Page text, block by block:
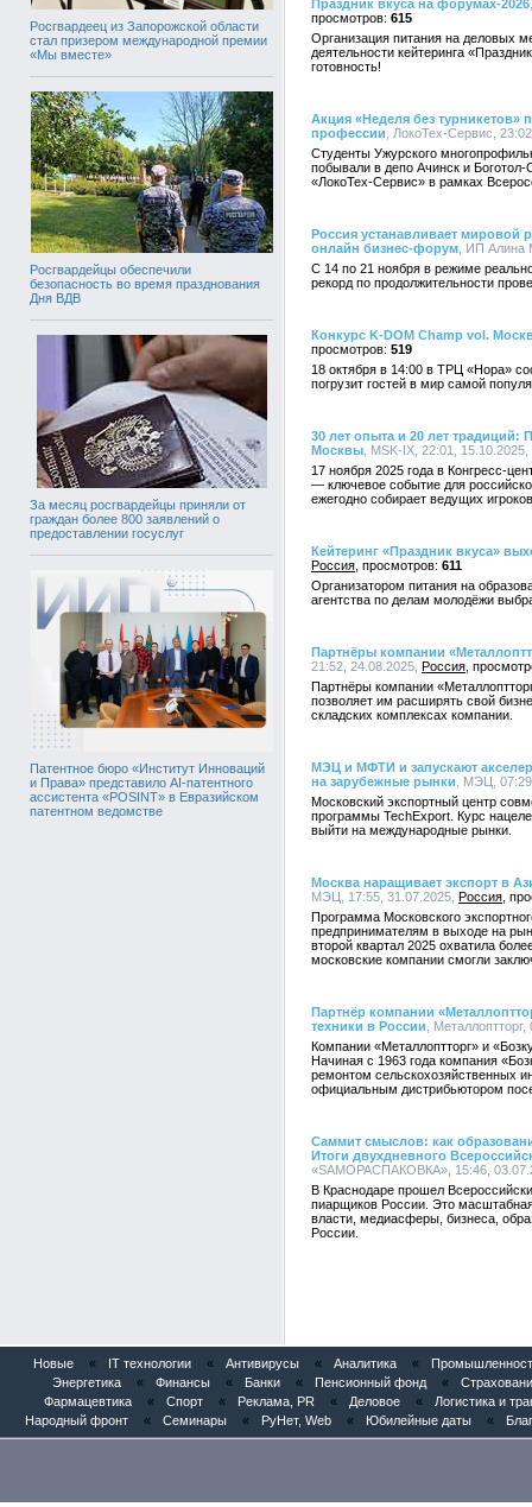
Росгвардеец из Запорожской области
стал призером международной премии
«Мы вместе»
Росгвардейцы обеспечили
безопасность во время празднования
Дня ВДВ
За месяц росгвардейцы приняли от
граждан более 800 заявлений о
предоставлении госуслуг
Патентное бюро «Институт Инноваций
и Права» представило AI-патентного
ассистента «POSINT» в Евразийском
патентном ведомстве
Праздник вкуса на форумах-2026
615
Организация питания на деловых
деятельности кейтеринга
готовность!
Акция «Неделя без
профессии , ЛокоТех-Сервис,
Студенты Ужурского
побывали в депо Ачинск и
«ЛокоТех-Сервис» в рамках
Россия устанавливает мировой
онлайн бизнес-форум , ИП Алина
С 14 по 21 ноября в режиме
рекорд по продолжительности
Конкурс K-DOM Champ vol.
519
18 октября в 14:00 в ТРЦ «Нора»
погрузит гостей в мир самой
30 лет опыта и 20 лет
Москвы , MSK-IX, 22:01, 15.10.2025,
17 ноября 2025 года в Конгресс-
— ключевое событие для
ежегодно собирает ведущих
Кейтеринг «Праздник вкуса»
Россия
611
Организатором питания на
агентства по делам молодёжи
Партнёры компании
21:52, 24.08.2025, Россия
Партнёры компании
позволяет им расширять свой
складских комплексах компании.
МЭЦ и МФТИ и запускают
на зарубежные рынки , МЭЦ,
Московский экспортный центр
программы TechExport. Курс
выйти на международные рынки.
Москва наращивает экспорт в
МЭЦ, 17:55, 31.07.2025, Россия
Программа Московского
предпринимателям в выходе на
второй квартал 2025 охватила
московские компании смогли
Партнёр компании
техники в России ,
Компании «Металлоптторг» и
Начиная с 1963 года компания
ремонтом сельскохозяйственных
официальным дистрибьютором
Саммит смыслов: как
Итоги двухдневного
«SAMОРАСПАКОВКА», 15:46,
В Краснодаре прошел
пиарщиков России. Это
власти, медиасферы, бизнеса,
России.
Новые « IT технологии « Антивирусы « Аналитика «
Энергетика
« Финансы « Банки « Пенсионный фонд «
Фармацевтика
« Спорт « Реклама, PR « Деловое «
Логистика и
Народный фронт
« Семинары « РуНет, Web « Юбилейные даты «